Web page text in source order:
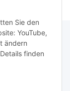
Sie den
YouTube,
ändern
finden